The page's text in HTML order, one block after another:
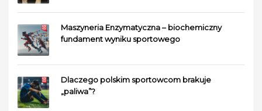
Maszyneria Enzymatyczna – biochemiczny
fundament wyniku sportowego
Dlaczego polskim sportowcom brakuje
„paliwa”?